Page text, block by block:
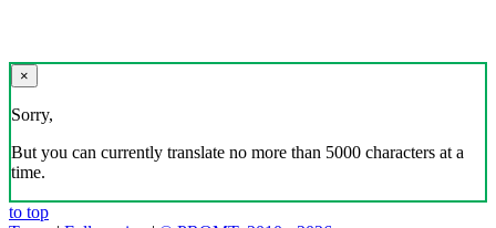
×
Sorry,
But you can currently translate no more than 5000 characters at a
time.
to top